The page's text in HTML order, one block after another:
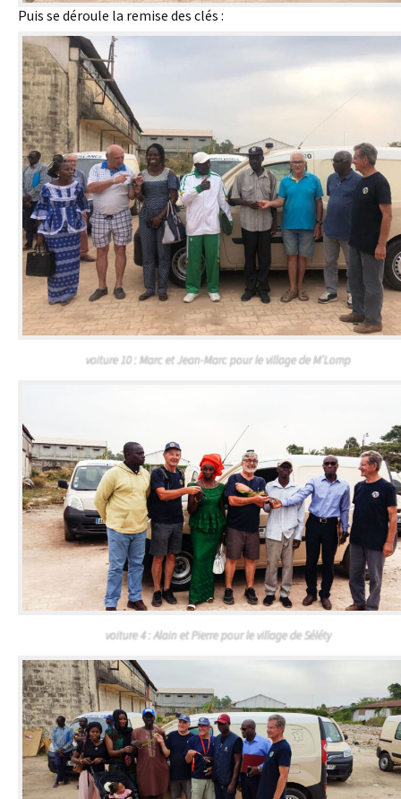
Puis se déroule la remise des clés :
voiture 10 : Marc et Jean-Marc pour le village de M’Lomp
voiture 4 : Alain et Pierre pour le village de Séléty